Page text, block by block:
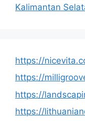
Kalimantan
https://
https://
https://
https://